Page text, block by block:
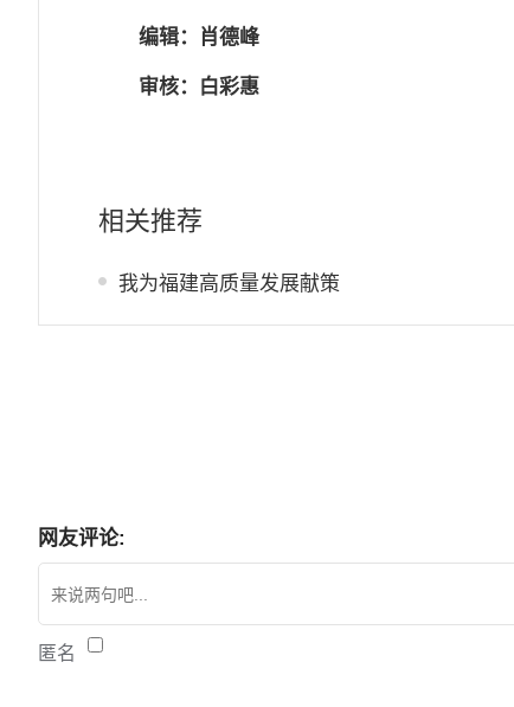
编辑：肖德峰
审核：白彩惠
相关推荐
我为福建高质量发展献策
网友评论:
匿名